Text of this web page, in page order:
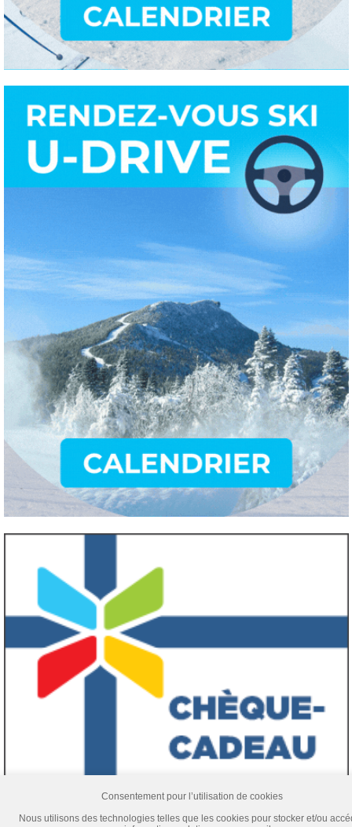
Titulaire d’un permis du Québec
Consentement pour l’utilisation de cookies
Nous utilisons des technologies telles que les cookies pour stocker et/ou